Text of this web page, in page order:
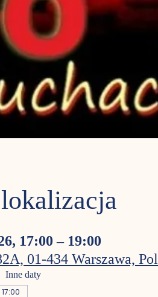
17:00 – 19:00
01-434 Warszawa,
Inne daty